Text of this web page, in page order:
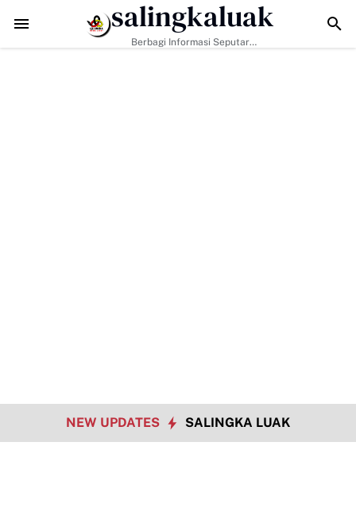
Hadapi Tantangan Era Digital, Arisal Aziz Ajak Masyarakat
salingkaluak
Berbagi Informasi Seputar
NEW UPDATES SALINGKA LUAK